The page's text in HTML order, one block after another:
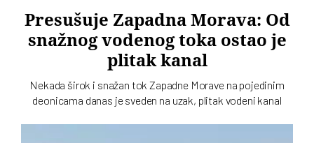
Presušuje Zapadna Morava: Od
snažnog vodenog toka ostao je
plitak kanal
Nekada širok i snažan tok Zapadne Morave na pojedinim
deonicama danas je sveden na uzak, plitak vodeni kanal